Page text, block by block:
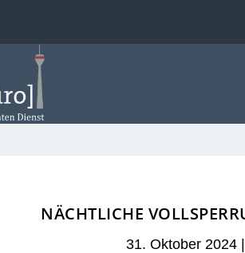
NÄCHTLICHE
31. Oktober 2024